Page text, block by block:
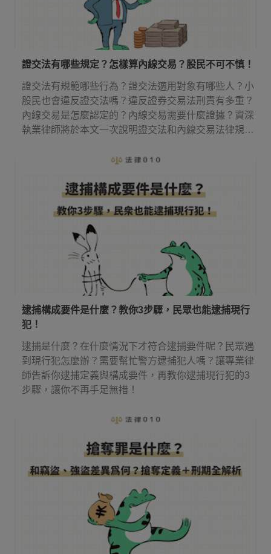
證交法有哪些規定？怎樣算內線交易？股民不可不慎！
證交法有規範哪些行為？證交法適用對象有哪些人？小
股民也會違反證交法嗎？違反證券交易法刑責有多重？
內線交易是怎麼認定的？內線交易需要什麼證據？資深
執業律師將於本文一次說明證交法和內線交易法律規
逮捕構成要件是什麼？教你3步驟，民眾也能逮捕現行
犯！
逮捕是什麼？在什麼情況下才符合逮捕要件呢？民眾遇
到現行犯怎麼辦？需要幫忙警方逮捕犯人嗎？讓專業律
師告訴你逮捕定義與構成要件，再教你逮捕現行犯的3
步驟，讓你不再手足無措！